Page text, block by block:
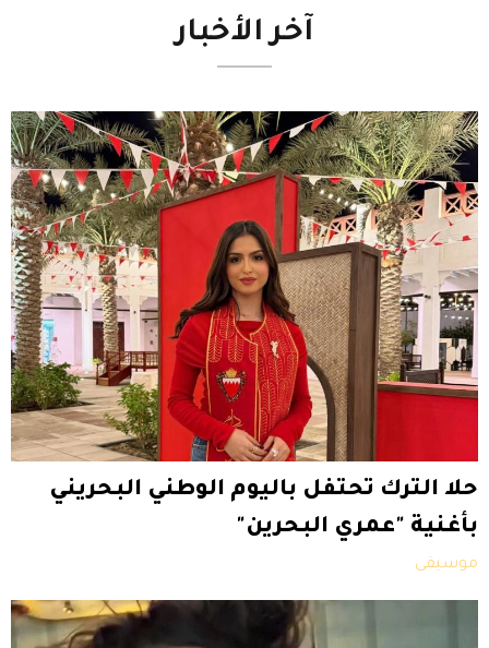
آخر الأخبار
حلا الترك تحتفل باليوم الوطني البحريني
بأغنية "عمري البحرين"
موسيقى